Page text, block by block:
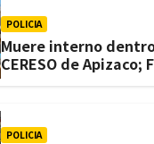
POLICIA
Muere interno
CERESO de Apizaco;
POLICIA